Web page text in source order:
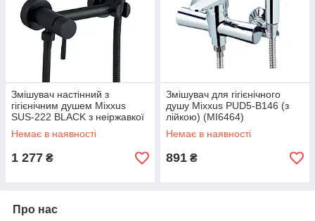
Змішувач настінний з
гігієнічним душем Mixxus
SUS-222 BLACK з неіржавкої
сталі SUS304 (MX0680)
Немає в наявності
1 277 ₴
Змішувач для гігієнічного
душу Mixxus PUD5-B146 (з
лійкою) (MI6464)
Немає в наявності
891 ₴
Про нас